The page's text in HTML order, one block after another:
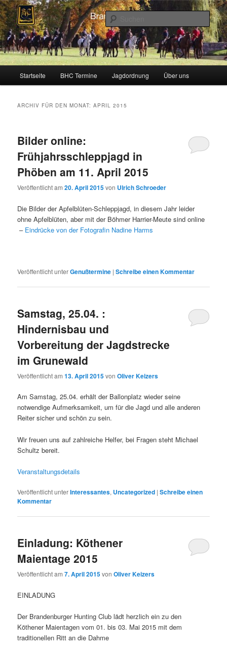
Zum
Inhalt
wechseln
Zum
sekundären
Inhalt
wechselnBrandenburger Hunting Club
Schleppjagden und Vielseitigkeitsreiten in Berlin und Brandenburg
Startseite BHC Termine Jagdordnung Über uns
ARCHIV FÜR DEN MONAT:APRIL 2015
Bilder online:
Frühjahrsschleppjagd in
Phöben am 11. April 2015
Veröffentlicht am20. April 2015von Ulrich Schroeder
Die Bilder der Apfelblüten-Schleppjagd, in diesem Jahr leider
ohne Apfelblüten, aber mit der Böhmer Harrier-Meute sind online
– Eindrücke von der Fotografin Nadine Harms
Veröffentlicht unterGenußtermine |Schreibe einen Kommentar
Samstag, 25.04. :
Hindernisbau und
Vorbereitung der Jagdstrecke
im Grunewald
Veröffentlicht am13. April 2015vonOliver Keizers
Am Samstag, 25.04. erhält der Ballonplatz wieder seine
notwendige Aufmerksamkeit, um für die Jagd und alle anderen
Reiter sicher und schön zu sein.
Wir freuen uns auf zahlreiche Helfer, bei Fragen steht Michael
Schultz bereit.
Veranstaltungsdetails
Veröffentlicht unterInteressantes, Uncategorized |Schreibe einen
Kommentar
Einladung: Köthener
Maientage 2015
Veröffentlicht am7. April 2015vonOliver Keizers
EINLADUNG
Der Brandenburger Hunting Club lädt herzlich ein zu den
Köthener Maientagen vom 01. bis 03. Mai 2015 mit dem
traditionellen Ritt an die Dahme